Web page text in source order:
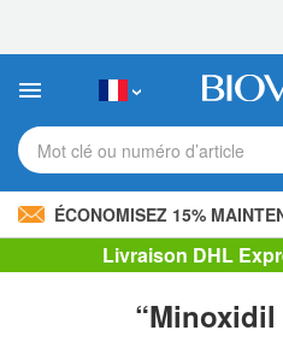
:
site
comprend
un
d'accessibilité.
Mot clé ou numéro d’article
ÉCONOMISEZ 15%
Livraison DHL
“Minoxidil